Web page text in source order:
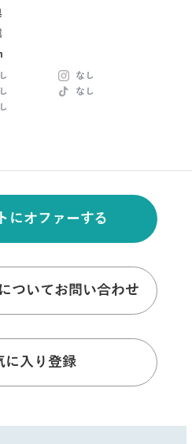
なし
なし
にオファーする
ついてお問い合わせ
に入り登録